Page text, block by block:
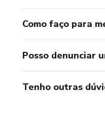
Como faço para
Posso denunciar
Tenho outras